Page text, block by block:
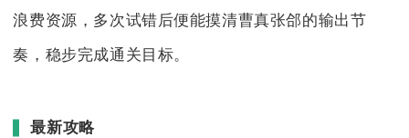
浪费资源，多次试错后便能摸清曹真张郃的输出节
奏，稳步完成通关目标。
最新攻略